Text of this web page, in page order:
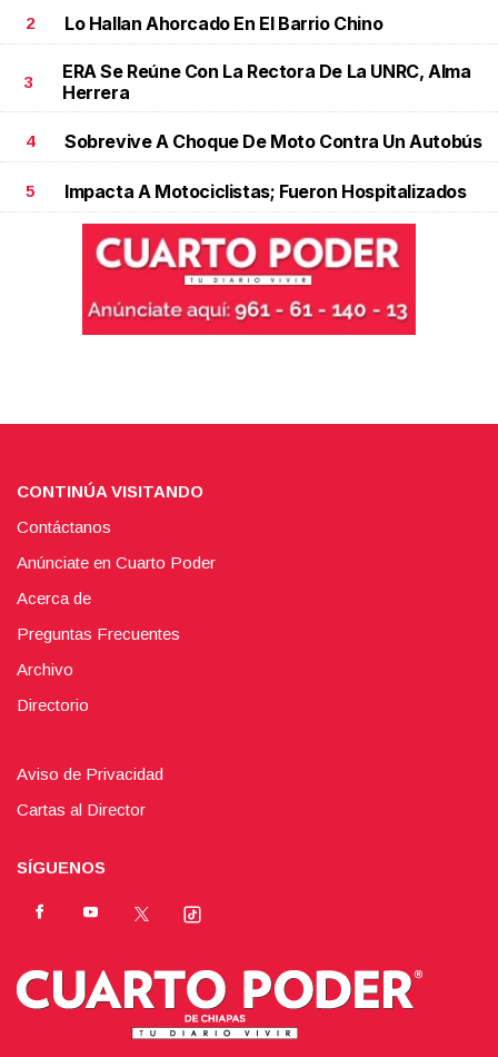
2 Lo Hallan Ahorcado En El Barrio Chino
3
ERA Se Reúne Con La Rectora De La UNRC, Alma
Herrera
4 Sobrevive A Choque De Moto Contra Un Autobús
5 Impacta A Motociclistas; Fueron Hospitalizados
CONTINÚA VISITANDO
Contáctanos
Anúnciate en Cuarto Poder
Acerca de
Preguntas Frecuentes
Archivo
Directorio
Aviso de Privacidad
Cartas al Director
SÍGUENOS